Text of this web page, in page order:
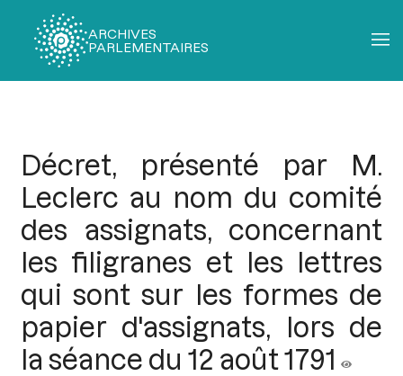
ARCHIVES
PARLEMENTAIRES
Décret, présenté par M.
Leclerc au nom du comité
des assignats, concernant
les filigranes et les lettres
qui sont sur les formes de
papier d'assignats, lors de
la séance du 12 août 1791